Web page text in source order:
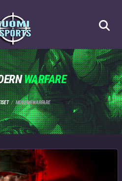
WARFARE
MODERN WARFARE